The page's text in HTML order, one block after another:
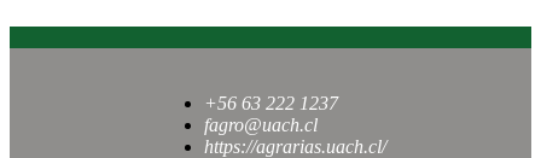
+56 63 222 1237
fagro@uach.cl
https://agrarias.uach.cl/